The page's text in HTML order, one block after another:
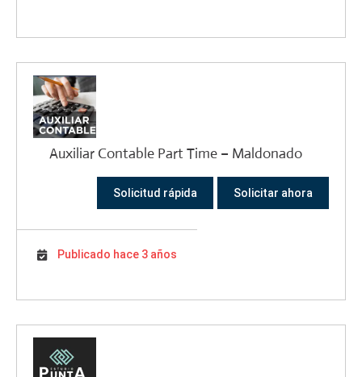
Auxiliar Contable Part Time – Maldonado
Solicitud rápida Solicitar ahora
Publicado hace 3 años